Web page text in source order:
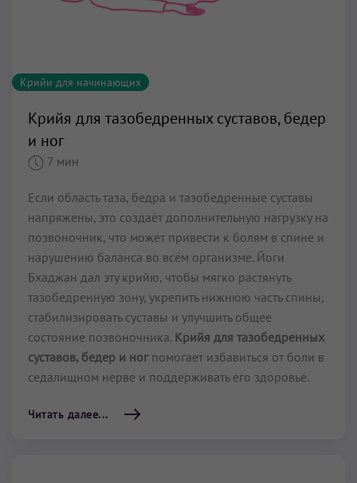
Крийи для начинающих
Крийя для тазобедренных суставов, бедер
и ног
7 мин
Если область таза, бедра и тазобедренные суставы
напряжены, это создаёт дополнительную нагрузку на
позвоночник, что может привести к болям в спине и
нарушению баланса во всём организме. Йоги
Бхаджан дал эту крийю, чтобы мягко растянуть
тазобедренную зону, укрепить нижнюю часть спины,
стабилизировать суставы и улучшить общее
состояние позвоночника. Крийя для тазобедренных
суставов, бедер и ногпомогает избавиться от боли в
седалищном нерве и поддерживать его здоровье.
Читать далее...